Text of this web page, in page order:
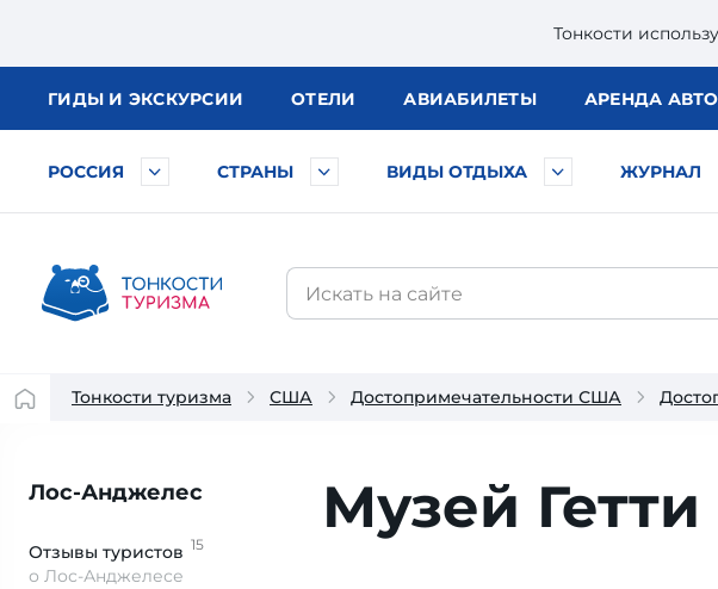
Тонкости
ГИДЫ И ЭКСКУРСИИ ОТЕЛИ АВИАБИЛЕТЫ АРЕНДА АВТО
РОССИЯ СТРАНЫ ВИДЫ ОТДЫХА ЖУРНАЛ
Тонкости туризма США Достопримечательности США
Лос-Анджелес
Отзывы туристов 15
о Лос-Анджелесе
Музей Гетти